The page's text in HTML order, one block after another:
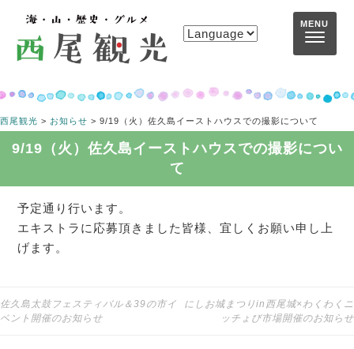
コンテンツへスキップ
西尾観光 > お知らせ > 9/19（火）佐久島イーストハウスでの撮影について
9/19（火）佐久島イーストハウスでの撮影につい
て
予定通り行います。
エキストラに応募頂きました皆様、宜しくお願い申し上
げます。
投稿ナビゲーション
佐久島太鼓フェスティバル＆39の市イ
ベント開催のお知らせ
にしお城まつりin西尾城×わくわくニ
ッチょび市場開催のお知らせ
MENU